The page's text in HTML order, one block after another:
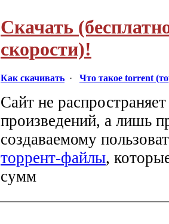
Скачать
скорости)!
Как скачивать · Что такое torrent
Сайт не
произведений, а лишь
создаваемому
торрент-файлы,
сумм